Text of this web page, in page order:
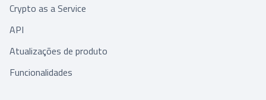
Crypto as a Service
API
Atualizações de produto
Funcionalidades